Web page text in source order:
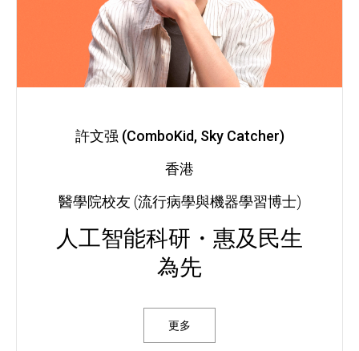
許文强 (ComboKid, Sky Catcher)
香港
醫學院校友 (流行病學與機器學習博士)
人工智能科研・惠及民生
為先
更多